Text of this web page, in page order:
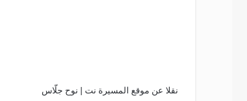
نقلا عن موقع المسيرة نت | نوح جلّاس